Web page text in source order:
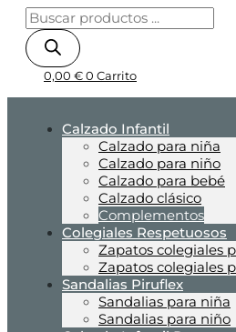
0,00 € 0 Carrito
Calzado Infantil
Calzado para niña
Calzado para niño
Calzado para bebé
Calzado clásico
Complementos
Colegiales Respetuosos
Zapatos colegiales
Zapatos colegiales
Sandalias Piruflex
Sandalias para niña
Sandalias para niño